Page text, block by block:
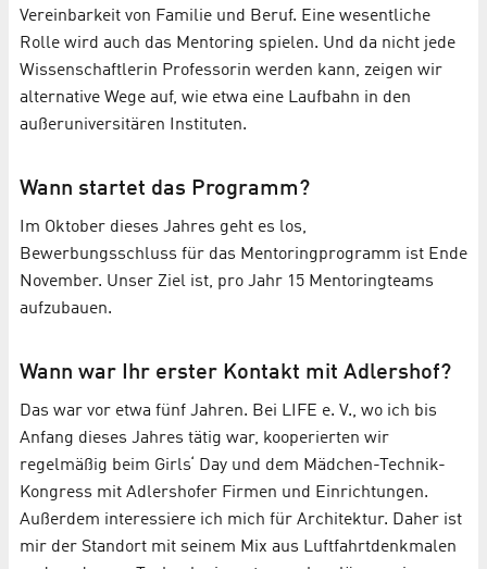
Vereinbarkeit von Familie und Beruf. Eine wesentliche
Rolle wird auch das Mentoring spielen. Und da nicht jede
Wissenschaftlerin Professorin werden kann, zeigen wir
alternative Wege auf, wie etwa eine Laufbahn in den
außeruniversitären Instituten.
Wann startet das Programm?
Im Oktober dieses Jahres geht es los,
Bewerbungsschluss für das Mentoringprogramm ist Ende
November. Unser Ziel ist, pro Jahr 15 Mentoringteams
aufzubauen.
Wann war Ihr erster Kontakt mit Adlershof?
Das war vor etwa fünf Jahren. Bei LIFE e. V., wo ich bis
Anfang dieses Jahres tätig war, kooperierten wir
regelmäßig beim Girls‘ Day und dem Mädchen-Technik-
Kongress mit Adlershofer Firmen und Einrichtungen.
Außerdem interessiere ich mich für Architektur. Daher ist
mir der Standort mit seinem Mix aus Luftfahrtdenkmalen